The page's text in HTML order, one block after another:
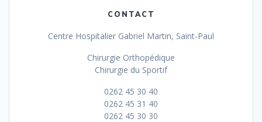
CONTACT
Centre Hospitalier Gabriel Martin, Saint-Paul
Chirurgie Orthopédique
Chirurgie du Sportif
0262 45 30 40
0262 45 31 40
0262 45 30 30